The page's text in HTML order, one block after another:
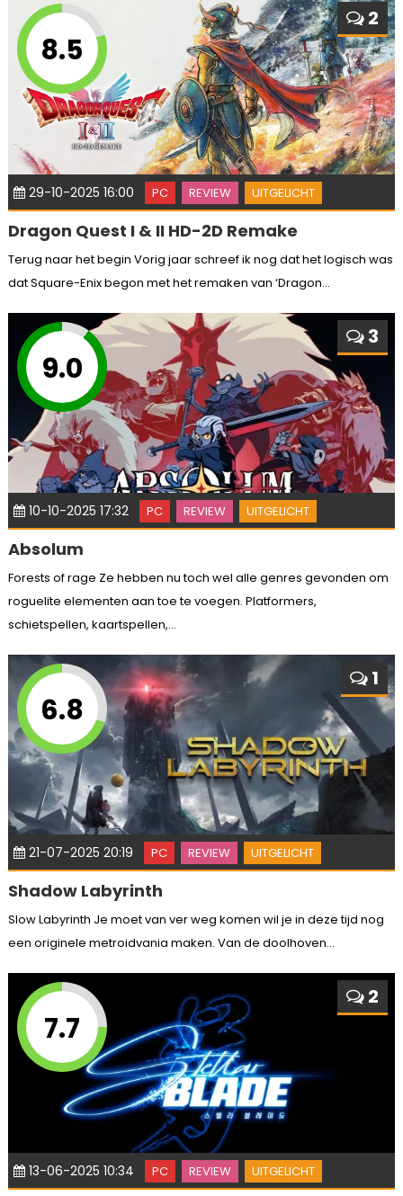
8.5
2
29-10-2025 16:00 PC REVIEW UITGELICHT
Dragon Quest I & II HD-2D Remake
Terug naar het begin Vorig jaar schreef ik nog dat het logisch was
dat Square-Enix begon met het remaken van ‘Dragon...
9.0
3
10-10-2025 17:32 PC REVIEW UITGELICHT
Absolum
Forests of rage Ze hebben nu toch wel alle genres gevonden om
roguelite elementen aan toe te voegen. Platformers,
schietspellen, kaartspellen,...
6.8
1
21-07-2025 20:19 PC REVIEW UITGELICHT
Shadow Labyrinth
Slow Labyrinth Je moet van ver weg komen wil je in deze tijd nog
een originele metroidvania maken. Van de doolhoven...
7.7
2
13-06-2025 10:34 PC REVIEW UITGELICHT